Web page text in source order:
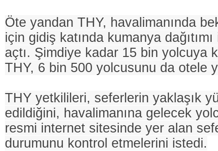
Öte yandan THY, havalimanında
için gidiş katında kumanya
açtı. Şimdiye kadar 15 bin yolcuya
THY, 6 bin 500 yolcusunu da otele
THY yetkilileri, seferlerin yaklaşık
edildiğini, havalimanına gelecek
resmi internet sitesinde yer alan
durumunu kontrol etmelerini istedi.